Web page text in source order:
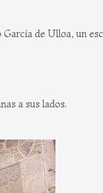
de Ulloa, un
a sus lados.